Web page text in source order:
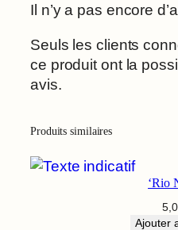
Il n’y a pas encore
Seuls les clients
ce produit ont la
avis.
Produits similaires
‘Rio
Ajouter